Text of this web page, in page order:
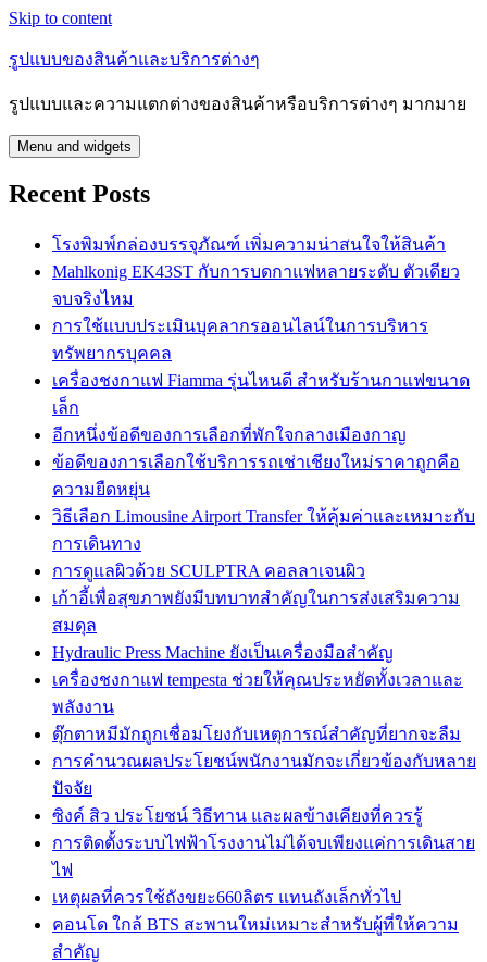
Skip to content
รูปแบบของสินค้าและบริการต่างๆ
รูปแบบและความแตกต่างของสินค้าหรือบริการต่างๆ มากมาย
Menu and widgets
Recent Posts
โรงพิมพ์กล่องบรรจุภัณฑ์ เพิ่มความน่าสนใจให้สินค้า
Mahlkonig EK43ST กับการบดกาแฟหลายระดับ ตัวเดียว
จบจริงไหม
การใช้แบบประเมินบุคลากรออนไลน์ในการบริหาร
ทรัพยากรบุคคล
เครื่องชงกาแฟ Fiamma รุ่นไหนดี สำหรับร้านกาแฟขนาด
เล็ก
อีกหนึ่งข้อดีของการเลือกที่พักใจกลางเมืองกาญ
ข้อดีของการเลือกใช้บริการรถเช่าเชียงใหม่ราคาถูกคือ
ความยืดหยุ่น
วิธีเลือก Limousine Airport Transfer ให้คุ้มค่าและเหมาะกับ
การเดินทาง
การดูแลผิวด้วย SCULPTRA คอลลาเจนผิว
เก้าอี้เพื่อสุขภาพยังมีบทบาทสำคัญในการส่งเสริมความ
สมดุล
Hydraulic Press Machine ยังเป็นเครื่องมือสำคัญ
เครื่องชงกาแฟ tempesta ช่วยให้คุณประหยัดทั้งเวลาและ
พลังงาน
ตุ๊กตาหมีมักถูกเชื่อมโยงกับเหตุการณ์สำคัญที่ยากจะลืม
การคำนวณผลประโยชน์พนักงานมักจะเกี่ยวข้องกับหลาย
ปัจจัย
ซิงค์ สิว ประโยชน์ วิธีทาน และผลข้างเคียงที่ควรรู้
การติดตั้งระบบไฟฟ้าโรงงานไม่ได้จบเพียงแค่การเดินสาย
ไฟ
เหตุผลที่ควรใช้ถังขยะ660ลิตร แทนถังเล็กทั่วไป
คอนโด ใกล้ BTS สะพานใหม่เหมาะสำหรับผู้ที่ให้ความ
สำคัญ